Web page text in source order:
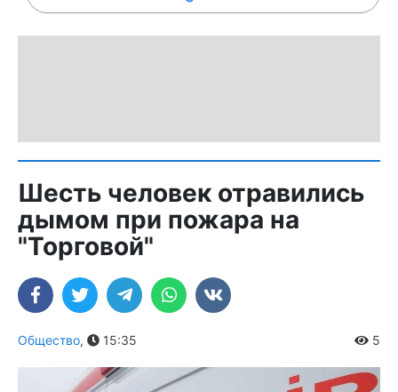
Шесть человек отравились
дымом при пожара на
"Торговой"
Общество, 15:35 5